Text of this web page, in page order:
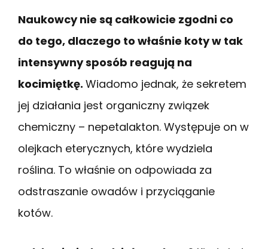
Naukowcy nie są całkowicie zgodni co
do tego, dlaczego to właśnie koty w tak
intensywny sposób reagują na
kocimiętkę. Wiadomo jednak, że sekretem
jej działania jest organiczny związek
chemiczny – nepetalakton. Występuje on w
olejkach eterycznych, które wydziela
roślina. To właśnie on odpowiada za
odstraszanie owadów i przyciąganie
kotów.